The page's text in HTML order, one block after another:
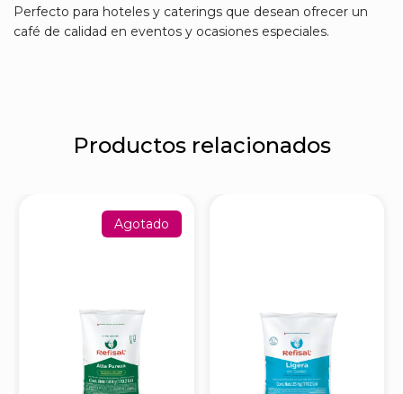
Perfecto para hoteles y caterings que desean ofrecer un
café de calidad en eventos y ocasiones especiales.
Productos relacionados
Agotado